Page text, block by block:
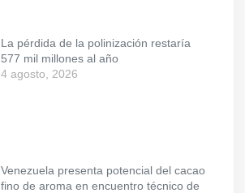
La pérdida de la polinización restaría
577 mil millones al año
4 agosto, 2026
Venezuela presenta potencial del cacao
fino de aroma en encuentro técnico de